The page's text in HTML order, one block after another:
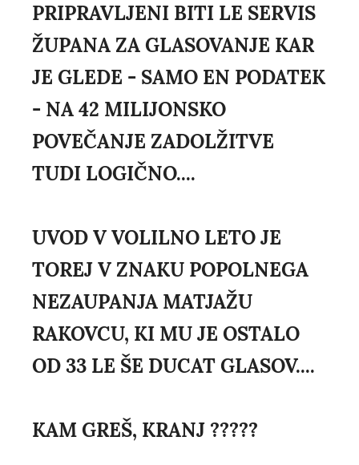
PRIPRAVLJENI BITI LE SERVIS
ŽUPANA ZA GLASOVANJE KAR
JE GLEDE - SAMO EN PODATEK
- NA 42 MILIJONSKO
POVEČANJE ZADOLŽITVE
TUDI LOGIČNO....
UVOD V VOLILNO LETO JE
TOREJ V ZNAKU POPOLNEGA
NEZAUPANJA MATJAŽU
RAKOVCU, KI MU JE OSTALO
OD 33 LE ŠE DUCAT GLASOV....
KAM GREŠ, KRANJ ?????